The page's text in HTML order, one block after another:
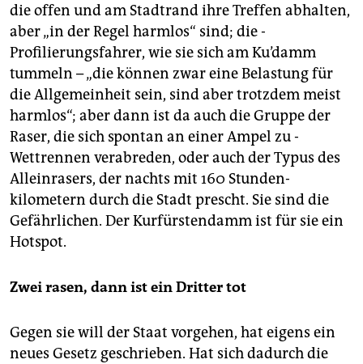
die offen und am Stadtrand ihre Treffen abhalten,
aber „in der Regel harmlos“ sind; die ­
Profilierungsfahrer, wie sie sich am Ku’damm
tummeln – „die können zwar eine Belastung für
die Allgemeinheit sein, sind aber trotzdem meist
harmlos“; aber dann ist da auch die Gruppe der
Raser, die sich spontan an einer Ampel zu ­
Wettrennen verabreden, oder auch der Typus des
Alleinrasers, der nachts mit 160 Stunden­
kilometern durch die Stadt prescht. Sie sind die
Gefährlichen. Der Kurfürstendamm ist für sie ein
Hotspot.
Zwei rasen, dann ist ein Dritter tot
Gegen sie will der Staat vorgehen, hat eigens ein
neues Gesetz geschrieben. Hat sich dadurch die